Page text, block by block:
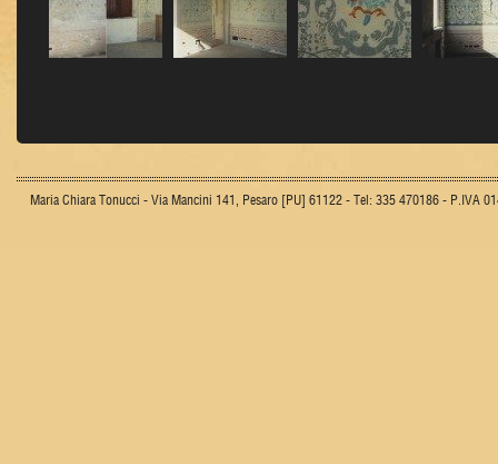
Maria Chiara Tonucci - Via Mancini 141, Pesaro [PU] 61122 - Tel: 335 470186 - P.IVA